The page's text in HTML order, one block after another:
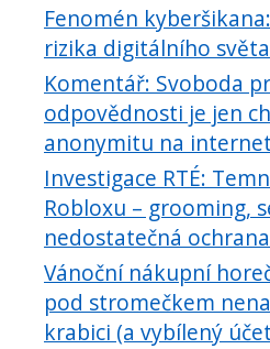
Fenomén
rizika digitálního světa
Komentář: Svoboda
odpovědnosti je jen
anonymitu na
Investigace RTÉ:
Robloxu – grooming,
nedostatečná
Vánoční nákupní
pod stromečkem
krabici (a vybílený